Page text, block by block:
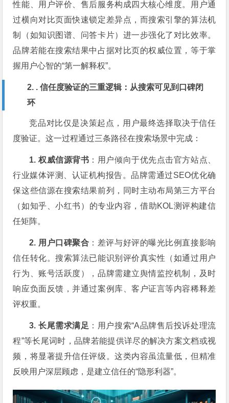
性能、用户评价、售后服务构成四大核心维度。用户通
过横向对比页面快速锁定差异点，而搜索引擎的算法机
制（如知识图谱、问答卡片）进一步强化了对比效率。
品牌若能在搜索结果中占据对比页的权威位置，等于掌
握用户心智的“第一解释权”。
2. . 信任度验证的三重逻辑：从搜索可见到口碑闭
环
竞品对比仅是决策起点，用户最终选择取决于信任
度验证。这一过程通过三条路径在搜索场景中完成：
1. 权威信源背书 ：用户倾向于优先点击官方站点、
行业媒体评测、认证机构报告。品牌需通过SEO优化确
保这些信源在搜索结果前列，同时主动布局第三方平台
（如知乎、小红书）的专业内容，借助KOL测评构建信
任矩阵。
2. 用户口碑聚合 ：差评与好评的曝光比例直接影响
信任转化。搜索算法已能识别评价真实性（如通过用户
行为、账号活跃度），品牌需建立舆情监控机制，及时
响应负面反馈，并通过案例库、客户证言等内容稀释差
评权重。
3. 长尾需求满足 ：用户搜索“A品牌售后投诉处理流
程”等长尾词时，品牌若能提供详尽的解决方案文档或视
频，将显著提升信任评级。这类内容虽流量低，但精准
反映用户深层顾虑，是建立信任的“隐形利器”。